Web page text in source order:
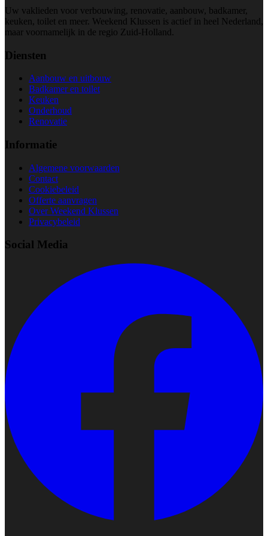
Uw vaklieden voor verbouwing, renovatie, aanbouw, badkamer,
keuken, toilet en meer. Weekend Klussen is actief in heel Nederland,
maar voornamelijk in de regio Zuid-Holland.
Diensten
Aanbouw en uitbouw
Badkamer en toilet
Keuken
Onderhoud
Renovatie
Informatie
Algemene voorwaarden
Contact
Cookiebeleid
Offerte aanvragen
Over Weekend Klussen
Privacybeleid
Social Media